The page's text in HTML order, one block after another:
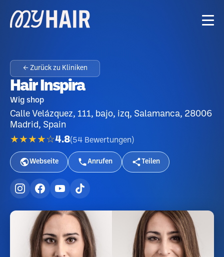
← Zurück zu Kliniken
Hair Inspira
Wig shop
Calle Velázquez, 111, bajo, izq, Salamanca, 28006
Madrid, Spain
★★★★☆4.8(54 Bewertungen )
Webseite Anrufen Teilen